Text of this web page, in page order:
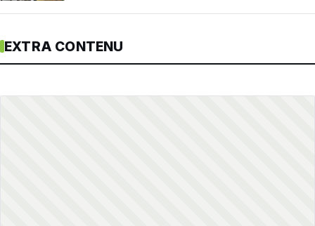
EXTRA CONTENU